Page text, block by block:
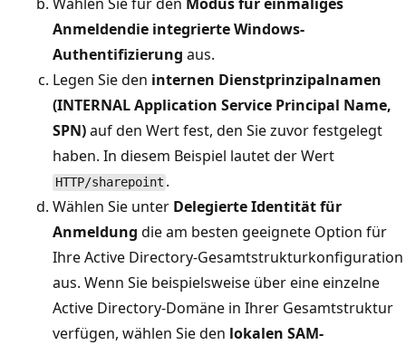
Anmeldendie integrierte Windows-
Authentifizierung aus.
Legen Sie den internen Dienstprinzipalnamen
(INTERNAL Application Service Principal Name,
SPN)auf den Wert fest, den Sie zuvor festgelegt
haben. In diesem Beispiel lautet der Wert
HTTP/sharepoint .
Wählen Sie unter Delegierte Identität für
Anmeldung die am besten geeignete Option für
Ihre Active Directory-Gesamtstrukturkonfiguration
aus. Wenn Sie beispielsweise über eine einzelne
Active Directory-Domäne in Ihrer Gesamtstruktur
verfügen, wählen Sie den lokalen SAM-